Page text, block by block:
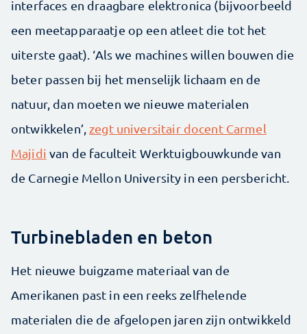
interfaces en draagbare elektronica (bijvoorbeeld
een meetapparaatje op een atleet die tot het
uiterste gaat). ‘Als we machines willen bouwen die
beter passen bij het menselijk lichaam en de
natuur, dan moeten we nieuwe materialen
ontwikkelen’, zegt universitair docent Carmel
Majidi van de faculteit Werktuigbouwkunde van
de Carnegie Mellon University in een persbericht.
Turbinebladen en beton
Het nieuwe buigzame materiaal van de
Amerikanen past in een reeks zelfhelende
materialen die de afgelopen jaren zijn ontwikkeld